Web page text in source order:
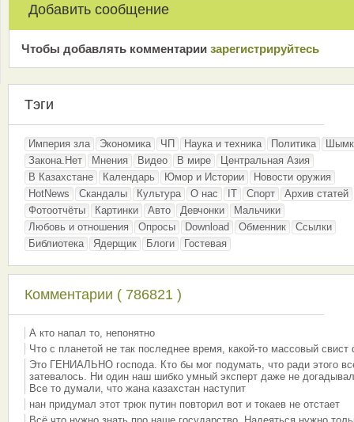
Добавить сообщение
Чтобы добавлять комментарии зарeгиcтрирyйтeсь
Тэги
Империя зла Экономика ЧП Наука и техника Политика
Закона.Нет
Мнения Видео В мире
Центральная Азия
В Казахстане
Календарь Юмор и Истории
Новости оружия
HotNews
Скандалы Культура О нас IT Спорт
Архив статей
Фотоотчёты
Картинки Авто Девчонки
Мальчики
Любовь и отношения
Опросы Download Обменник
Ссылки
Библиотека
Ядерщик Блоги Гостевая
Комментарии ( 786821 )
А кто напал то, непонятно
Что с планетой не так последнее время, какой-то массовый свист
Это ГЕНИАЛЬНО господа. Кто бы мог подумать, что ради этого
затевалось. Ни один наш шибко умный эксперт даже не
Все то думали, что жана казахстан наступит
нан придумал этот трюк путин повторил вот и токаев не отстает